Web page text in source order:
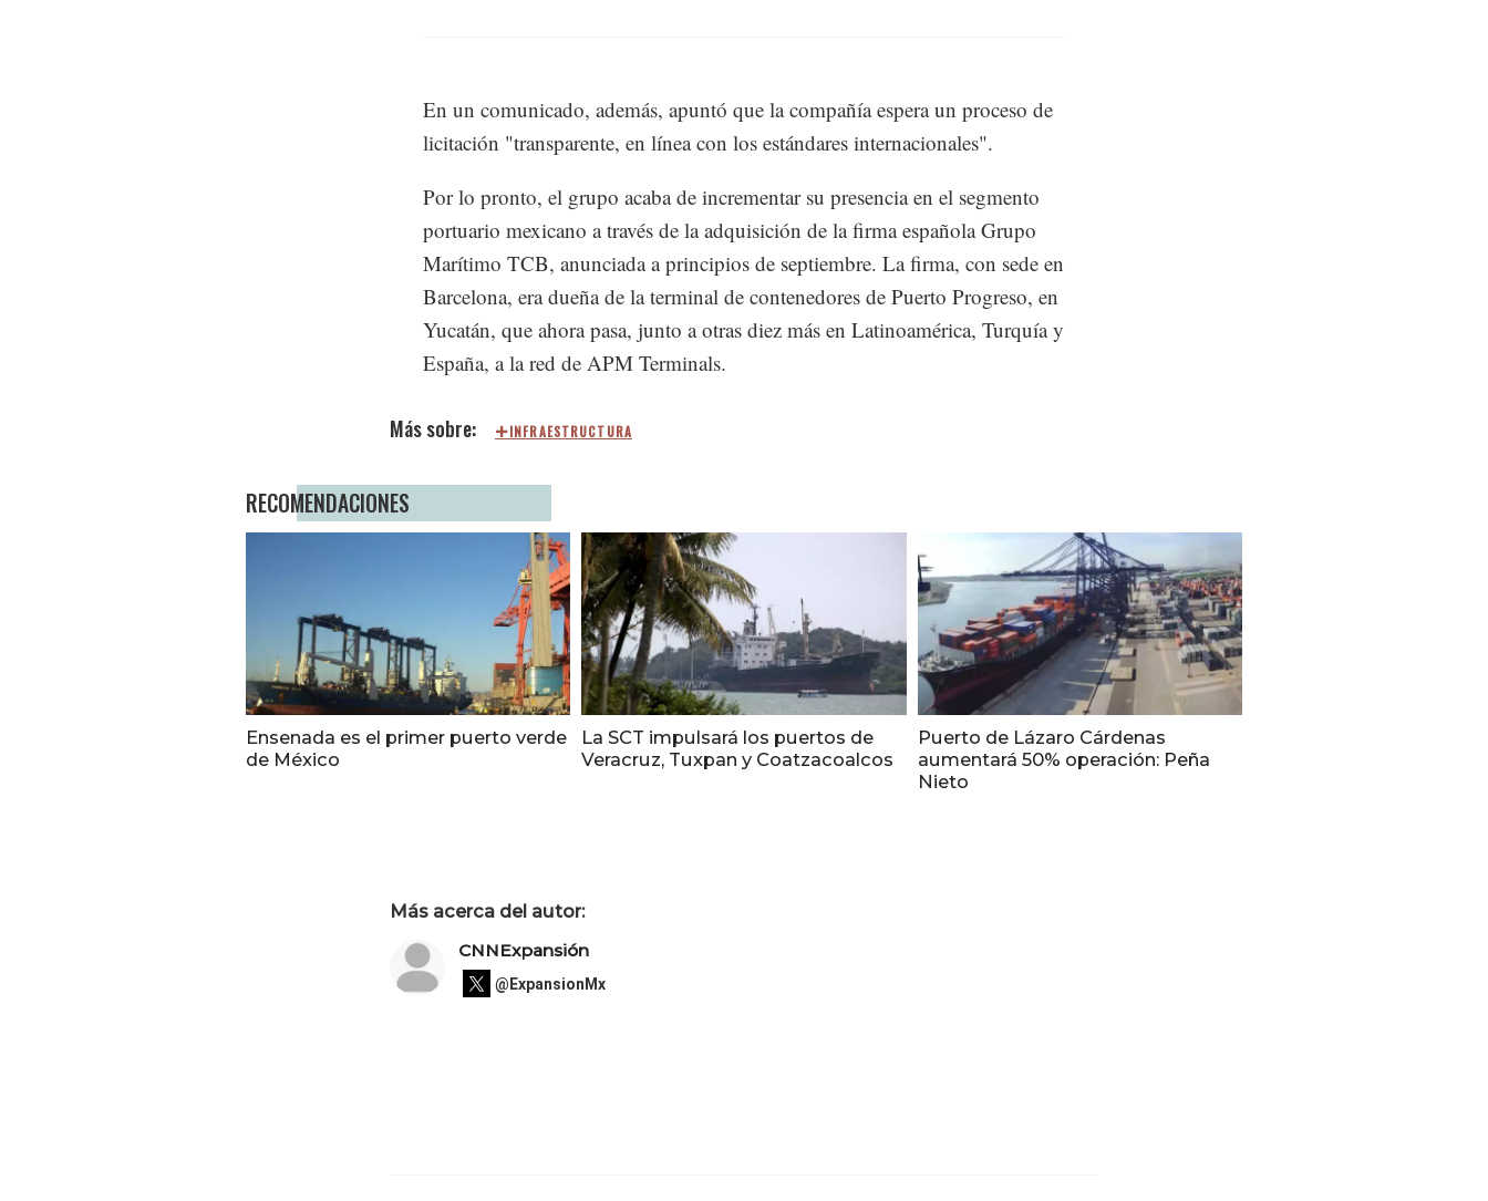
En un comunicado, además, apuntó que la compañía espera un proceso de
licitación "transparente, en línea con los estándares internacionales".
Por lo pronto, el grupo acaba de incrementar su presencia en el segmento
portuario mexicano a través de la adquisición de la firma española Grupo
Marítimo TCB, anunciada a principios de septiembre. La firma, con sede en
Barcelona, era dueña de la terminal de contenedores de Puerto Progreso, en
Yucatán, que ahora pasa, junto a otras diez más en Latinoamérica, Turquía y
España, a la red de APM Terminals.
INFRAESTRUCTURA
RECOMENDACIONES
Ensenada es el primer puerto verde
de México
La SCT impulsará los puertos de
Veracruz, Tuxpan y Coatzacoalcos
Puerto de Lázaro Cárdenas
aumentará 50% operación: Peña
Nieto
Más acerca del autor:
CNNExpansión
@ExpansionMx